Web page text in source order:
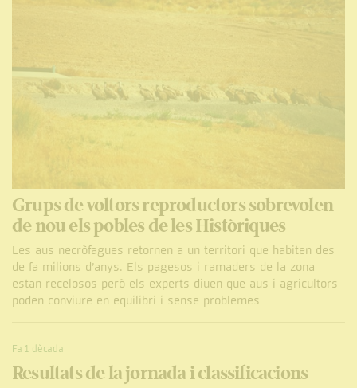
Grups de voltors reproductors sobrevolen
de nou els pobles de les Històriques
Les aus necròfagues retornen a un territori que habiten des
de fa milions d’anys. Els pagesos i ramaders de la zona
estan recelosos però els experts diuen que aus i agricultors
poden conviure en equilibri i sense problemes
Fa 1 dècada
Resultats de la jornada i classificacions